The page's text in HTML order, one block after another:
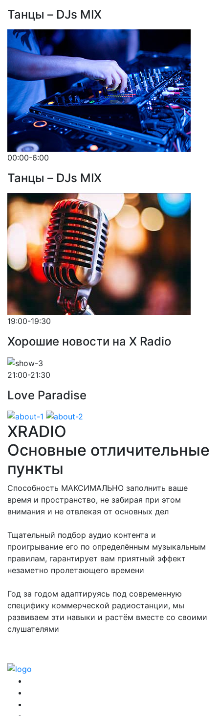
Танцы – DJs MIX
00:00-6:00
Танцы – DJs MIX
19:00-19:30
Хорошие новости на X Radio
21:00-21:30
Love Paradise
XRADIO
Основные отличительные
пункты
Способность МАКСИМАЛЬНО заполнить ваше
время и пространство, не забирая при этом
внимания и не отвлекая от основных дел
Тщательный подбор аудио контента и
проигрывание его по определённым музыкальным
правилам, гарантирует вам приятный эффект
незаметно пролетающего времени
Год за годом адаптируясь под современную
специфику коммерческой радиостанции, мы
развиваем эти навыки и растём вместе со своими
слушателями